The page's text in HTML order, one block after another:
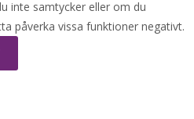
inte samtycker eller om du
påverka vissa funktioner negativt.